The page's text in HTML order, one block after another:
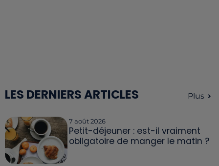
LES DERNIERS ARTICLES Plus
7 août 2026
Petit-déjeuner : est-il vraiment
obligatoire de manger le matin ?